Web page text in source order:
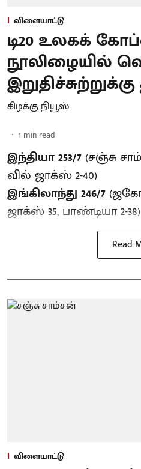
விளையாட்டு
டி20 உலகக்
நூலிழையில்
இறுதிச்சுற்றுக்கு
கிழக்கு நியூஸ்
1 min read
இந்தியா 253/7 (சஞ்சு
வில் ஜாக்ஸ் 2-40)
இங்கிலாந்து 246/7
ஜாக்ஸ் 35, பாண்டியா 2-38)
Read
விளையாட்டு